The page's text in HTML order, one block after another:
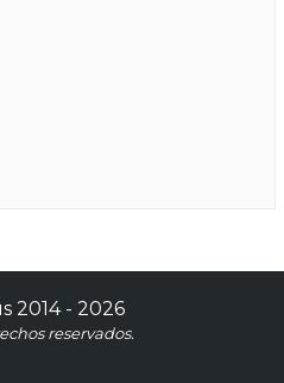
2014 - 2026
reservados.